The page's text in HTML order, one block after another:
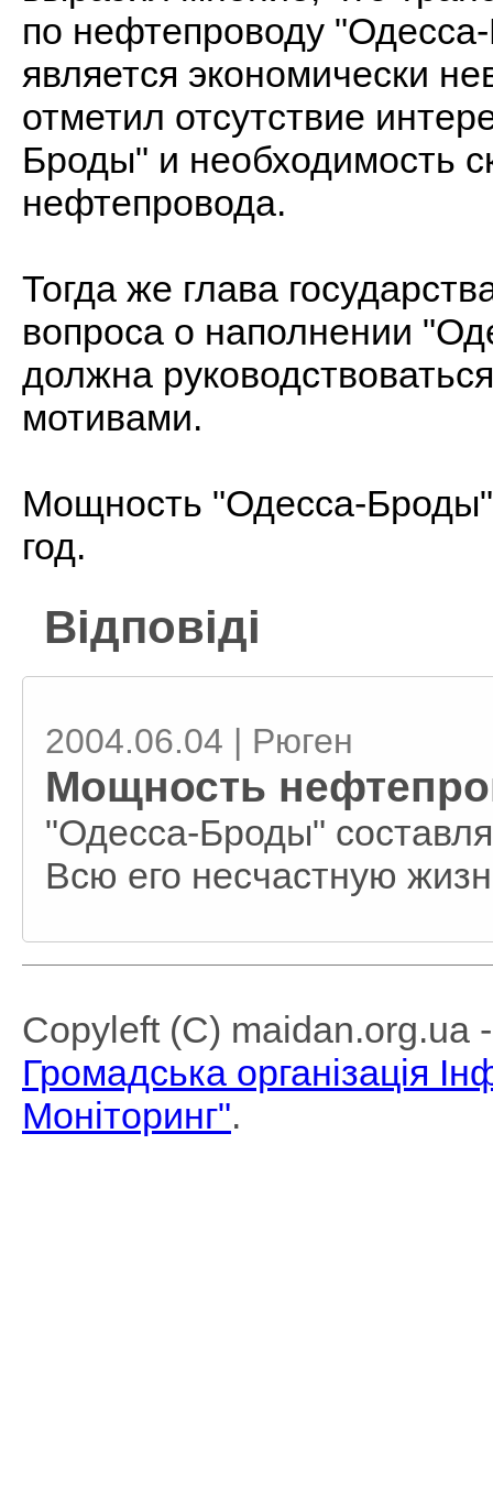
по нефтепроводу
является экономически
отметил отсутствие
Броды" и необходимость
нефтепровода.
Тогда же глава
вопроса о наполнении
должна
мотивами.
Мощность "Одесса-
год.
Відповіді
2004.06.04 | Рюген
Мощность
"Одесса-Броды"
Всю его несчастную
Copyleft (C) maidan.org.ua
Громадська організація
Моніторинг".